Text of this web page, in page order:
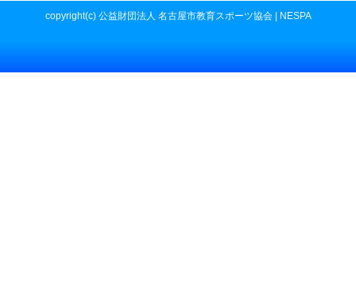
copyright(c) 公益財団法人 名古屋市教育スポーツ協会 | NESPA